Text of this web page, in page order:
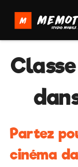
Partez
cinéma